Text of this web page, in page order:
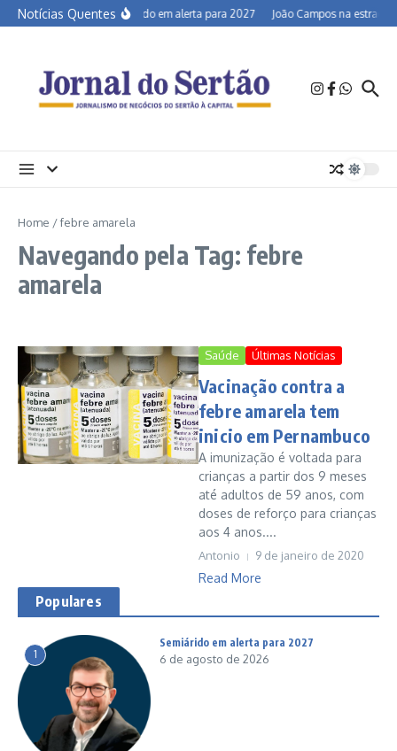
Ir para o conteúdo
Notícias QuentesSemiárido em alerta para 2027 João Campos na estrada
Home /febre amarela
Navegando pela Tag: febre
amarela
Saúde Últimas Notícias
Vacinação contra a
febre amarela tem
inicio em Pernambuco
A imunização é voltada para
crianças a partir dos 9 meses
até adultos de 59 anos, com
doses de reforço para crianças
aos 4 anos....
Antonio 9 de janeiro de 2020
Read More
Populares
1
Semiárido em alerta para 2027
6 de agosto de 2026